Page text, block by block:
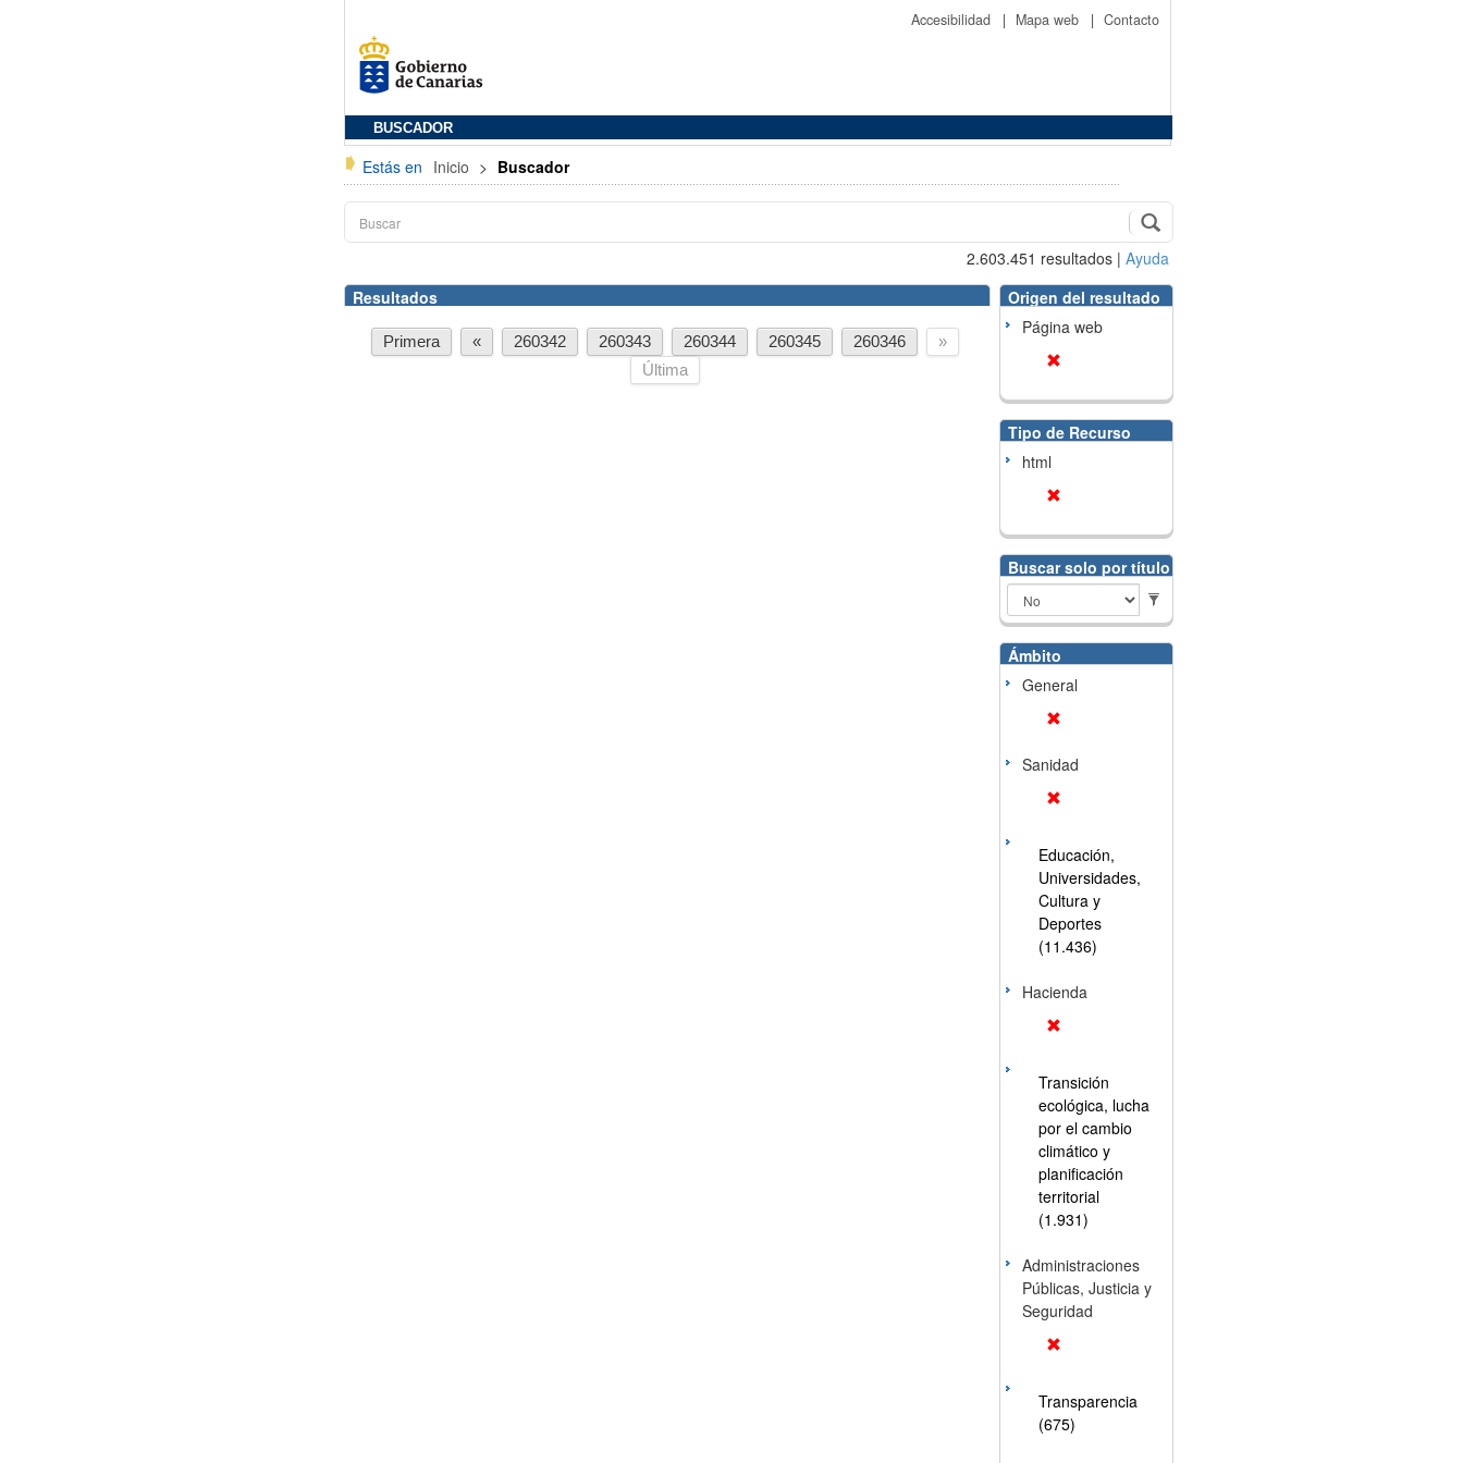
Accesibilidad | Mapa web | Contacto
BUSCADOR
Estás en Inicio > Buscador
2.603.451 resultados | Ayuda
Resultados
Primera « 260342 260343 260344 260345 260346
»
Última
Origen del resultado
Página web
Tipo de Recurso
html
Buscar solo por título
Ámbito
General
Sanidad
Educación,
Universidades,
Cultura y
Deportes
(11.436)
Hacienda
Transición
ecológica, lucha
por el cambio
climático y
planificación
territorial
(1.931)
Administraciones
Públicas, Justicia y
Seguridad
Transparencia
(675)